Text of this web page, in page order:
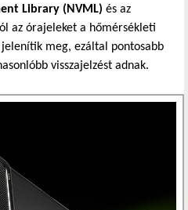
Library (NVML) és az
az órajeleket a hőmérsékleti
meg, ezáltal pontosabb
visszajelzést adnak.